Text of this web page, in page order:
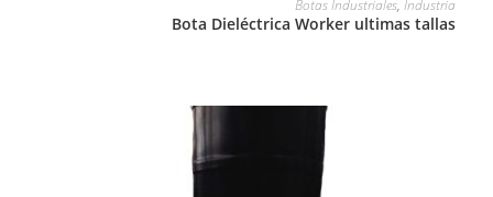
Botas Industriales,Industria
Bota Dieléctrica Worker ultimas tallas